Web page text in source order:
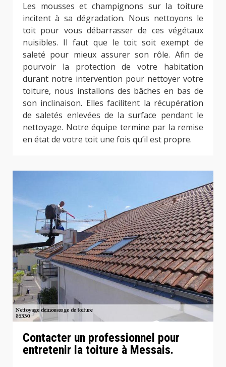
Les mousses et champignons sur la toiture
incitent à sa dégradation. Nous nettoyons le
toit pour vous débarrasser de ces végétaux
nuisibles. Il faut que le toit soit exempt de
saleté pour mieux assurer son rôle. Afin de
pourvoir la protection de votre habitation
durant notre intervention pour nettoyer votre
toiture, nous installons des bâches en bas de
son inclinaison. Elles facilitent la récupération
de saletés enlevées de la surface pendant le
nettoyage. Notre équipe termine par la remise
en état de votre toit une fois qu’il est propre.
Contacter un professionnel pour
entretenir la toiture à Messais.